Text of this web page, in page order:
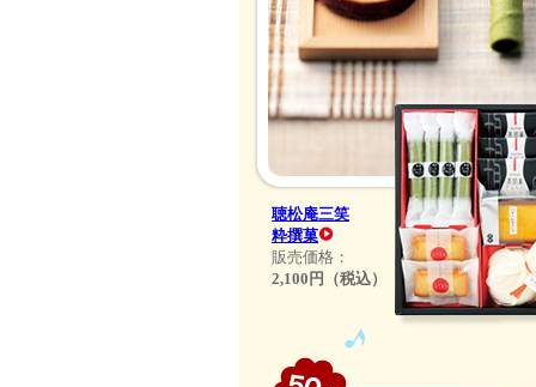
聴松庵三笑
粋撰菓
販売価格：
2,100円（税込）